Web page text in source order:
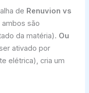
de Renuvion vs
ambos são
da matéria). Ou
ativado por
elétrica), cria um